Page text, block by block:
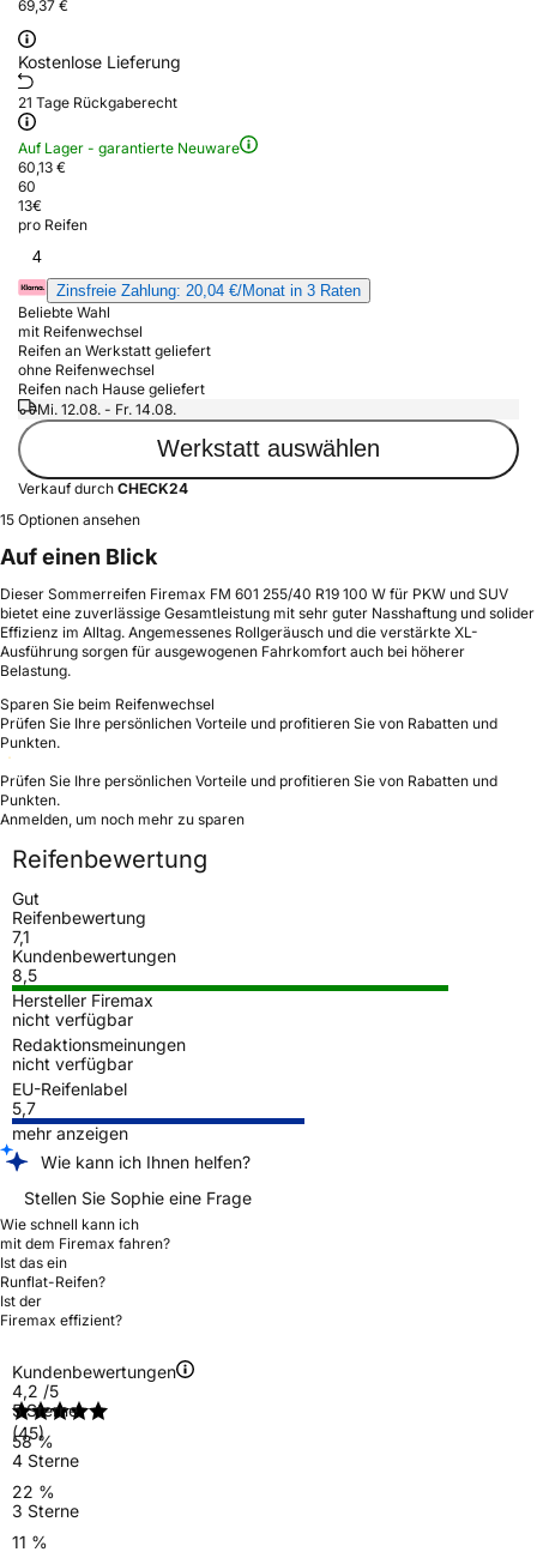
69,37 €
Kostenlose Lieferung
21 Tage Rückgaberecht
Auf Lager - garantierte Neuware
60,13 €
60
13€
pro Reifen
4
Zinsfreie Zahlung: 20,04 €/Monat in 3 Raten
Beliebte Wahl
mit Reifenwechsel
Reifen an Werkstatt geliefert
ohne Reifenwechsel
Reifen nach Hause geliefert
Mi. 12.08. - Fr. 14.08.
Werkstatt auswählen
Verkauf durch CHECK24
15 Optionen ansehen
Auf einen Blick
Dieser Sommerreifen Firemax FM 601 255/40 R19 100 W für PKW und SUV
bietet eine zuverlässige Gesamtleistung mit sehr guter Nasshaftung und solider
Effizienz im Alltag. Angemessenes Rollgeräusch und die verstärkte XL-
Ausführung sorgen für ausgewogenen Fahrkomfort auch bei höherer
Belastung.
Sparen Sie beim Reifenwechsel
Prüfen Sie Ihre persönlichen Vorteile und profitieren Sie von Rabatten und
Punkten.
Prüfen Sie Ihre persönlichen Vorteile und profitieren Sie von Rabatten und
Punkten.
Anmelden, um noch mehr zu sparen
Reifenbewertung
Gut
Reifenbewertung
7,1
Kundenbewertungen
8,5
Hersteller Firemax
nicht verfügbar
Redaktionsmeinungen
nicht verfügbar
EU-Reifenlabel
5,7
mehr anzeigen
Wie kann ich Ihnen helfen?
Stellen Sie Sophie eine Frage
Wie schnell kann ich
mit dem Firemax fahren?
Ist das ein
Runflat-Reifen?
Ist der
Firemax effizient?
Kundenbewertungen
4,2 /5
(45)
5 Sterne
58 %
4 Sterne
22 %
3 Sterne
11 %